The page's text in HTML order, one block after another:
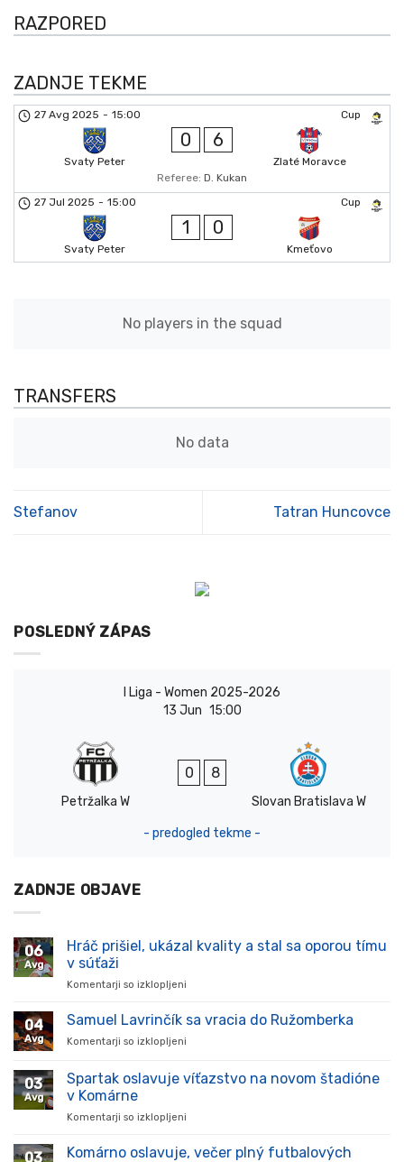
RAZPORED
ZADNJE TEKME
Cup
27 Avg 2025 - 15:00
Svaty Peter
0 6
Zlaté Moravce
Referee: D. Kukan
Cup
27 Jul 2025 - 15:00
Svaty Peter
1 0
Kmeťovo
No players in the squad
TRANSFERS
No data
Stefanov Tatran Huncovce
POSLEDNÝ ZÁPAS
I Liga - Women 2025-2026
13 Jun 15:00
Petržalka W
0 8
Slovan Bratislava W
- predogled tekme -
ZADNJE OBJAVE
06
Avg
Hráč prišiel, ukázal kvality a stal sa oporou tímu
v súťaži
Komentarji so izklopljeni
prišiel,
stal
súťaži
04
Avg
Samuel Lavrinčík sa vracia do Ružomberka
Komentarji so izklopljeni
Lavrinčík
sa
03
Avg
Spartak oslavuje víťazstvo na novom štadióne
v Komárne
Komentarji so izklopljeni
oslavuje
03
Komárno oslavuje, večer plný futbalových